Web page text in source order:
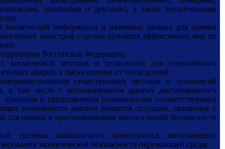
оползнями и другими), а также техногенными
космической информации и наземных данных для оценки
катастроф с целью принятия эффективных мер по
Российской Федерации;
космических методов и технологий для оперативного
аварий, а также оценки их последствий;
существующих методов и технологий
в том числе с использованием данных дистанционного
и представления пользователям соответствующих
возможности анализа развития ситуации, связанных с
оценки и прогнозирования экологической безопасности
системы комплексного мониторинга, включающего
экологической безопасности окружающей среды.